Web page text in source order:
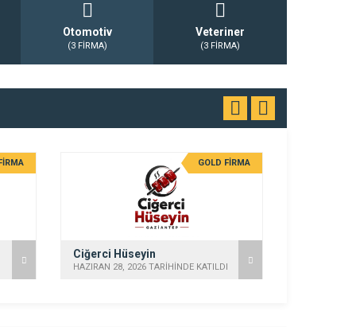
Otomotiv
(3 FİRMA)
Veteriner
(3 FİRMA)
GOLD FİRMA
Ciğerci Hüseyin
HAZIRAN 28, 2026 TARİHİNDE KATILDI